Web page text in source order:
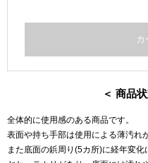
＜ 商品
全体的に使用感のある商品です。
表面や持ち手部は使用による薄汚れ
また底面の鋲周り(5カ所)に経年変化